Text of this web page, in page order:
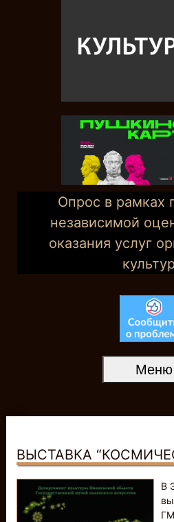
Опрос в рамках
независимой
оказания услуг
Меню
ВЫСТАВКА
В